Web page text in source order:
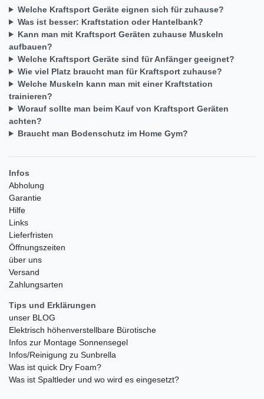
Welche Kraftsport Geräte eignen sich für zuhause?
Was ist besser: Kraftstation oder Hantelbank?
Kann man mit Kraftsport Geräten zuhause Muskeln
aufbauen?
Welche Kraftsport Geräte sind für Anfänger geeignet?
Wie viel Platz braucht man für Kraftsport zuhause?
Welche Muskeln kann man mit einer Kraftstation
trainieren?
Worauf sollte man beim Kauf von Kraftsport Geräten
achten?
Braucht man Bodenschutz im Home Gym?
Infos
Abholung
Garantie
Hilfe
Links
Lieferfristen
Öffnungszeiten
über uns
Versand
Zahlungsarten
Tips und Erklärungen
unser BLOG
Elektrisch höhenverstellbare Bürotische
Infos zur Montage Sonnensegel
Infos/Reinigung zu Sunbrella
Was ist quick Dry Foam?
Was ist Spaltleder und wo wird es eingesetzt?